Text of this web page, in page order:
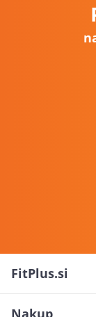
FitPlus.si
Nakup